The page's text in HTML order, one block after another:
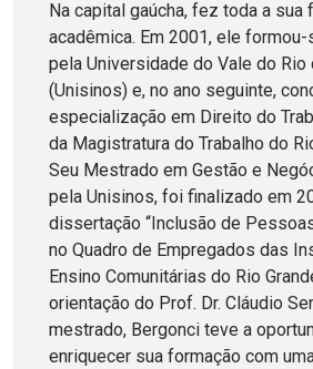
Na capital gaúcha, fez toda a sua
acadêmica. Em 2001, ele
pela Universidade do Vale do Rio
(Unisinos) e, no ano seguinte,
especialização em Direito do
da Magistratura do Trabalho do
Seu Mestrado em Gestão e
pela Unisinos, foi finalizado em
dissertação “Inclusão de
no Quadro de Empregados das
Ensino Comunitárias do Rio
orientação do Prof. Dr. Cláudio
mestrado, Bergonci teve a
enriquecer sua formação com